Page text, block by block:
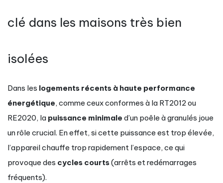
clé dans les maisons très bien
isolées
Dans les logements récents à haute performance
énergétique, comme ceux conformes à la RT2012 ou
RE2020, la puissance minimale d’un poêle à granulés joue
un rôle crucial. En effet, si cette puissance est trop élevée,
l’appareil chauffe trop rapidement l’espace, ce qui
provoque des cycles courts(arrêts et redémarrages
fréquents).